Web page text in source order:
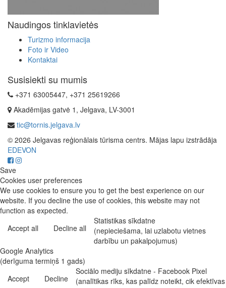
Naudingos tinklavietės
Turizmo informacija
Foto ir Video
Kontaktai
Susisiekti su mumis
+371 63005447, +371 25619266
Akadēmijas gatvė 1, Jelgava, LV-3001
tic@tornis.jelgava.lv
© 2026 Jelgavas reģionālais tūrisma centrs. Mājas lapu izstrādāja
EDEVON
Save
Cookies user preferences
We use cookies to ensure you to get the best experience on our
website. If you decline the use of cookies, this website may not
function as expected.
Accept all
Decline all
Statistikas sīkdatne
(nepieciešama, lai uzlabotu vietnes
darbību un pakalpojumus)
Google Analytics
(derīguma termiņš 1 gads)
Accept
Decline
Sociālo mediju sīkdatne - Facebook Pixel
(analītikas rīks, kas palīdz noteikt, cik efektīvas